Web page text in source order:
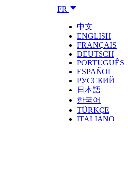
FR
中文
ENGLISH
FRANÇAIS
DEUTSCH
PORTUGUÊS
ESPAÑOL
РУССКИЙ
日本語
한국어
TÜRKÇE
ITALIANO